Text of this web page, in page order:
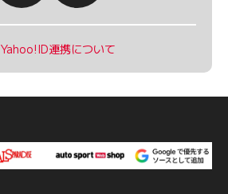
Yahoo!ID連携について